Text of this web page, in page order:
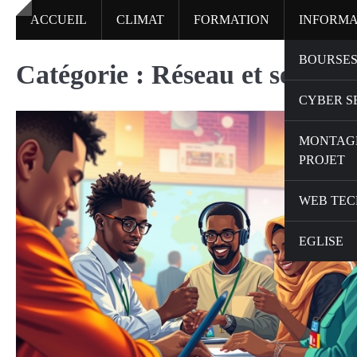
Skip
ACCUEIL CLIMAT FORMATION
CYBER
PROJET
WEB
EGLISE
Catégorie : Réseau et